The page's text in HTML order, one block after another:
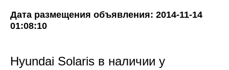
Дата размещения объявления: 2014-11-14
01:08:10
Hyundai Solaris в наличии у